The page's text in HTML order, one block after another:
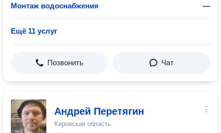
Монтаж водоснабжения —
Ещё 11 услуг
Позвонить Чат
Андрей Перетягин
Кировская область